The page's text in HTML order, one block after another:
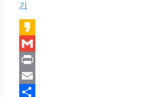
기
Kakao
Gmail
Print
Email